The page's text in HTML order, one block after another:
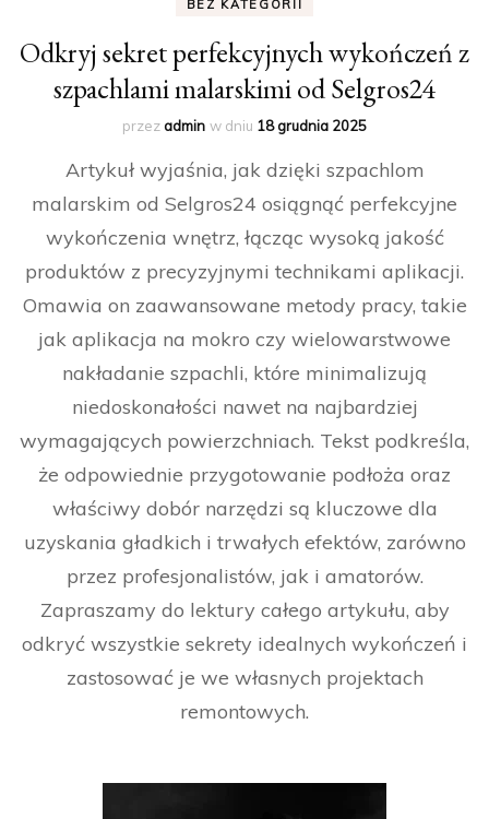
BEZ KATEGORII
Odkryj sekret perfekcyjnych wykończeń z
szpachlami malarskimi od Selgros24
przezadmin w dniu 18 grudnia 2025
Artykuł wyjaśnia, jak dzięki szpachlom
malarskim od Selgros24 osiągnąć perfekcyjne
wykończenia wnętrz, łącząc wysoką jakość
produktów z precyzyjnymi technikami aplikacji.
Omawia on zaawansowane metody pracy, takie
jak aplikacja na mokro czy wielowarstwowe
nakładanie szpachli, które minimalizują
niedoskonałości nawet na najbardziej
wymagających powierzchniach. Tekst podkreśla,
że odpowiednie przygotowanie podłoża oraz
właściwy dobór narzędzi są kluczowe dla
uzyskania gładkich i trwałych efektów, zarówno
przez profesjonalistów, jak i amatorów.
Zapraszamy do lektury całego artykułu, aby
odkryć wszystkie sekrety idealnych wykończeń i
zastosować je we własnych projektach
remontowych.